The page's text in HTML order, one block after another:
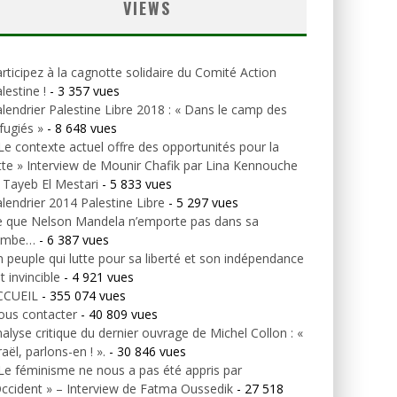
VIEWS
à la cagnotte solidaire du Comité Action
! - 3 357 vues
Palestine Libre 2018 : « Dans le camp des
» - 8 648 vues
contexte actuel offre des opportunités pour la
» Interview de Mounir Chafik par Lina Kennouche
El Mestari - 5 833 vues
2014 Palestine Libre - 5 297 vues
que Nelson Mandela n’emporte pas dans sa
- 6 387 vues
peuple qui lutte pour sa liberté et son indépendance
invincible - 4 921 vues
- 355 074 vues
contacter - 40 809 vues
critique du dernier ouvrage de Michel Collon : «
parlons-en ! ». - 30 846 vues
féminisme ne nous a pas été appris par
» – Interview de Fatma Oussedik - 27 518